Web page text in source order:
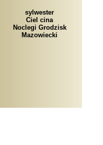
sylwester
Ciel cina
Noclegi Grodzisk
Mazowiecki